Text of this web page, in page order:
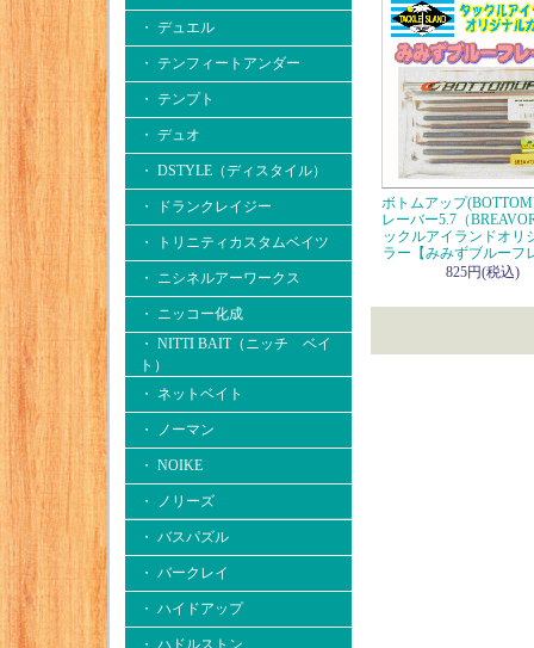
・ デュエル
・ テンフィートアンダー
・ テンプト
・ デュオ
・ DSTYLE（ディスタイル）
・ ドランクレイジー
・ トリニティカスタムベイツ
・ ニシネルアーワークス
・ ニッコー化成
・ NITTI BAIT（ニッチ ベイ
ト）
・ ネットベイト
・ ノーマン
・ NOIKE
・ ノリーズ
・ バスパズル
・ バークレイ
・ ハイドアップ
・ ハドルストン
ボトムアップ
レーバー5.7（
ックルアイランドオリ
ラー【みみずブルーフ
825円(税込)